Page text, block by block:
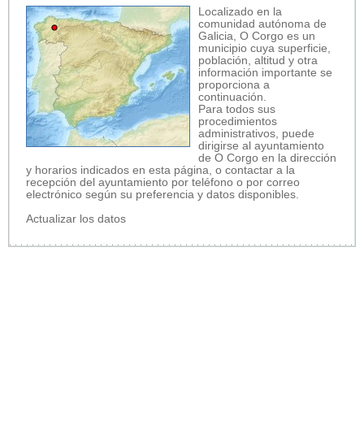
Localizado en la
comunidad autónoma de
Galicia, O Corgo es un
municipio cuya superficie,
población, altitud y otra
información importante se
proporciona a
continuación.
Para todos sus
procedimientos
administrativos, puede
dirigirse al ayuntamiento
de O Corgo en la dirección
y horarios indicados en esta página, o contactar a la
recepción del ayuntamiento por teléfono o por correo
electrónico según su preferencia y datos disponibles.
Actualizar los datos